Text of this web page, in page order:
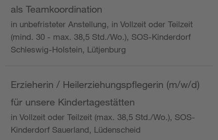
als Teamkoordination
in unbefristeter Anstellung, in Vollzeit oder Teilzeit
(mind. 30 - max. 38,5 Std./Wo.), SOS-Kinderdorf
Schleswig-Holstein, Lütjenburg
Erzieherin / Heilerziehungspflegerin (m/w/d)
für unsere Kindertagestätten
in Vollzeit oder Teilzeit (max. 38,5 Std./Wo.), SOS-
Kinderdorf Sauerland, Lüdenscheid